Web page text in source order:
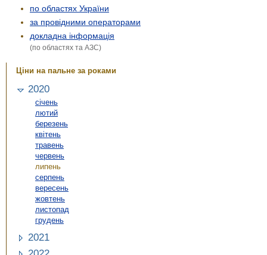
по областях України
за провідними операторами
докладна інформація
(по областях та АЗС)
Ціни на пальне за роками
2020
січень
лютий
березень
квітень
травень
червень
липень
серпень
вересень
жовтень
листопад
грудень
2021